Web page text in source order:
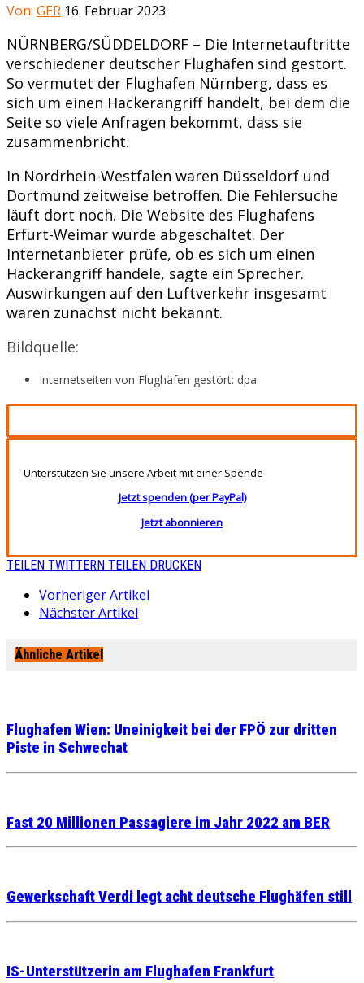
Von: GER 16. Februar 2023
NÜRNBERG/SÜDDELDORF – Die Internetauftritte
verschiedener deutscher Flughäfen sind gestört.
So vermutet der Flughafen Nürnberg, dass es
sich um einen Hackerangriff handelt, bei dem die
Seite so viele Anfragen bekommt, dass sie
zusammenbricht.
In Nordrhein-Westfalen waren Düsseldorf und
Dortmund zeitweise betroffen. Die Fehlersuche
läuft dort noch. Die Website des Flughafens
Erfurt-Weimar wurde abgeschaltet. Der
Internetanbieter prüfe, ob es sich um einen
Hackerangriff handele, sagte ein Sprecher.
Auswirkungen auf den Luftverkehr insgesamt
waren zunächst nicht bekannt.
Bildquelle:
Internetseiten von Flughäfen gestört: dpa
Unterstützen Sie unsere Arbeit mit einer Spende
Jetzt spenden (per PayPal)
Jetzt abonnieren
TEILEN TWITTERN TEILEN DRUCKEN
Vorheriger Artikel
Nächster Artikel
Ähnliche Artikel
Flughafen Wien: Uneinigkeit bei der FPÖ zur dritten
Piste in Schwechat
Fast 20 Millionen Passagiere im Jahr 2022 am BER
Gewerkschaft Verdi legt acht deutsche Flughäfen still
IS-Unterstützerin am Flughafen Frankfurt